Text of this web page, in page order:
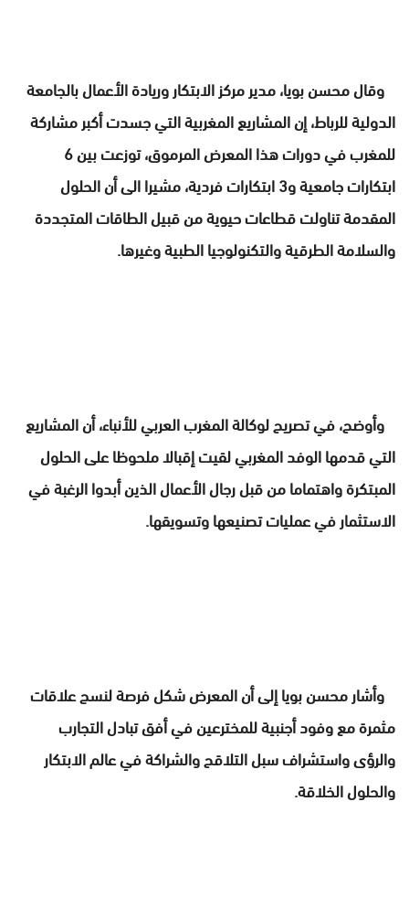
وقال محسن بويا، مدير مركز الابتكار وريادة الأعمال بالجامعة
الدولية للرباط، إن المشاريع المغربية التي جسدت أكبر مشاركة
للمغرب في دورات هذا المعرض المرموق، توزعت بين 6
ابتكارات جامعية و3 ابتكارات فردية، مشيرا الى أن الحلول
المقدمة تناولت قطاعات حيوية من قبيل الطاقات المتجددة
والسلامة الطرقية والتكنولوجيا الطبية وغيرها.
وأوضح، في تصريح لوكالة المغرب العربي للأنباء، أن المشاريع
التي قدمها الوفد المغربي لقيت إقبالا ملحوظا على الحلول
المبتكرة واهتماما من قبل رجال الأعمال الذين أبدوا الرغبة في
الاستثمار في عمليات تصنيعها وتسويقها.
وأشار محسن بويا إلى أن المعرض شكل فرصة لنسج علاقات
مثمرة مع وفود أجنبية للمخترعين في أفق تبادل التجارب
والرؤى واستشراف سبل التلاقح والشراكة في عالم الابتكار
والحلول الخلاقة.